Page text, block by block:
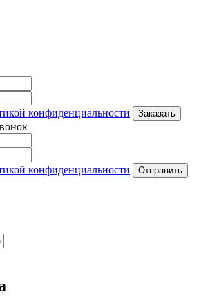
конфиденциальности
конфиденциальности